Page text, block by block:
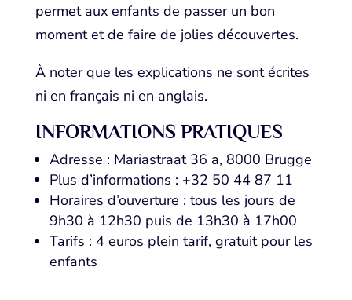
permet aux enfants de passer un bon
moment et de faire de jolies découvertes.
À noter que les explications ne sont écrites
ni en français ni en anglais.
INFORMATIONS PRATIQUES
Adresse : Mariastraat 36 a, 8000 Brugge
Plus d’informations : +32 50 44 87 11
Horaires d’ouverture : tous les jours de
9h30 à 12h30 puis de 13h30 à 17h00
Tarifs : 4 euros plein tarif, gratuit pour les
enfants